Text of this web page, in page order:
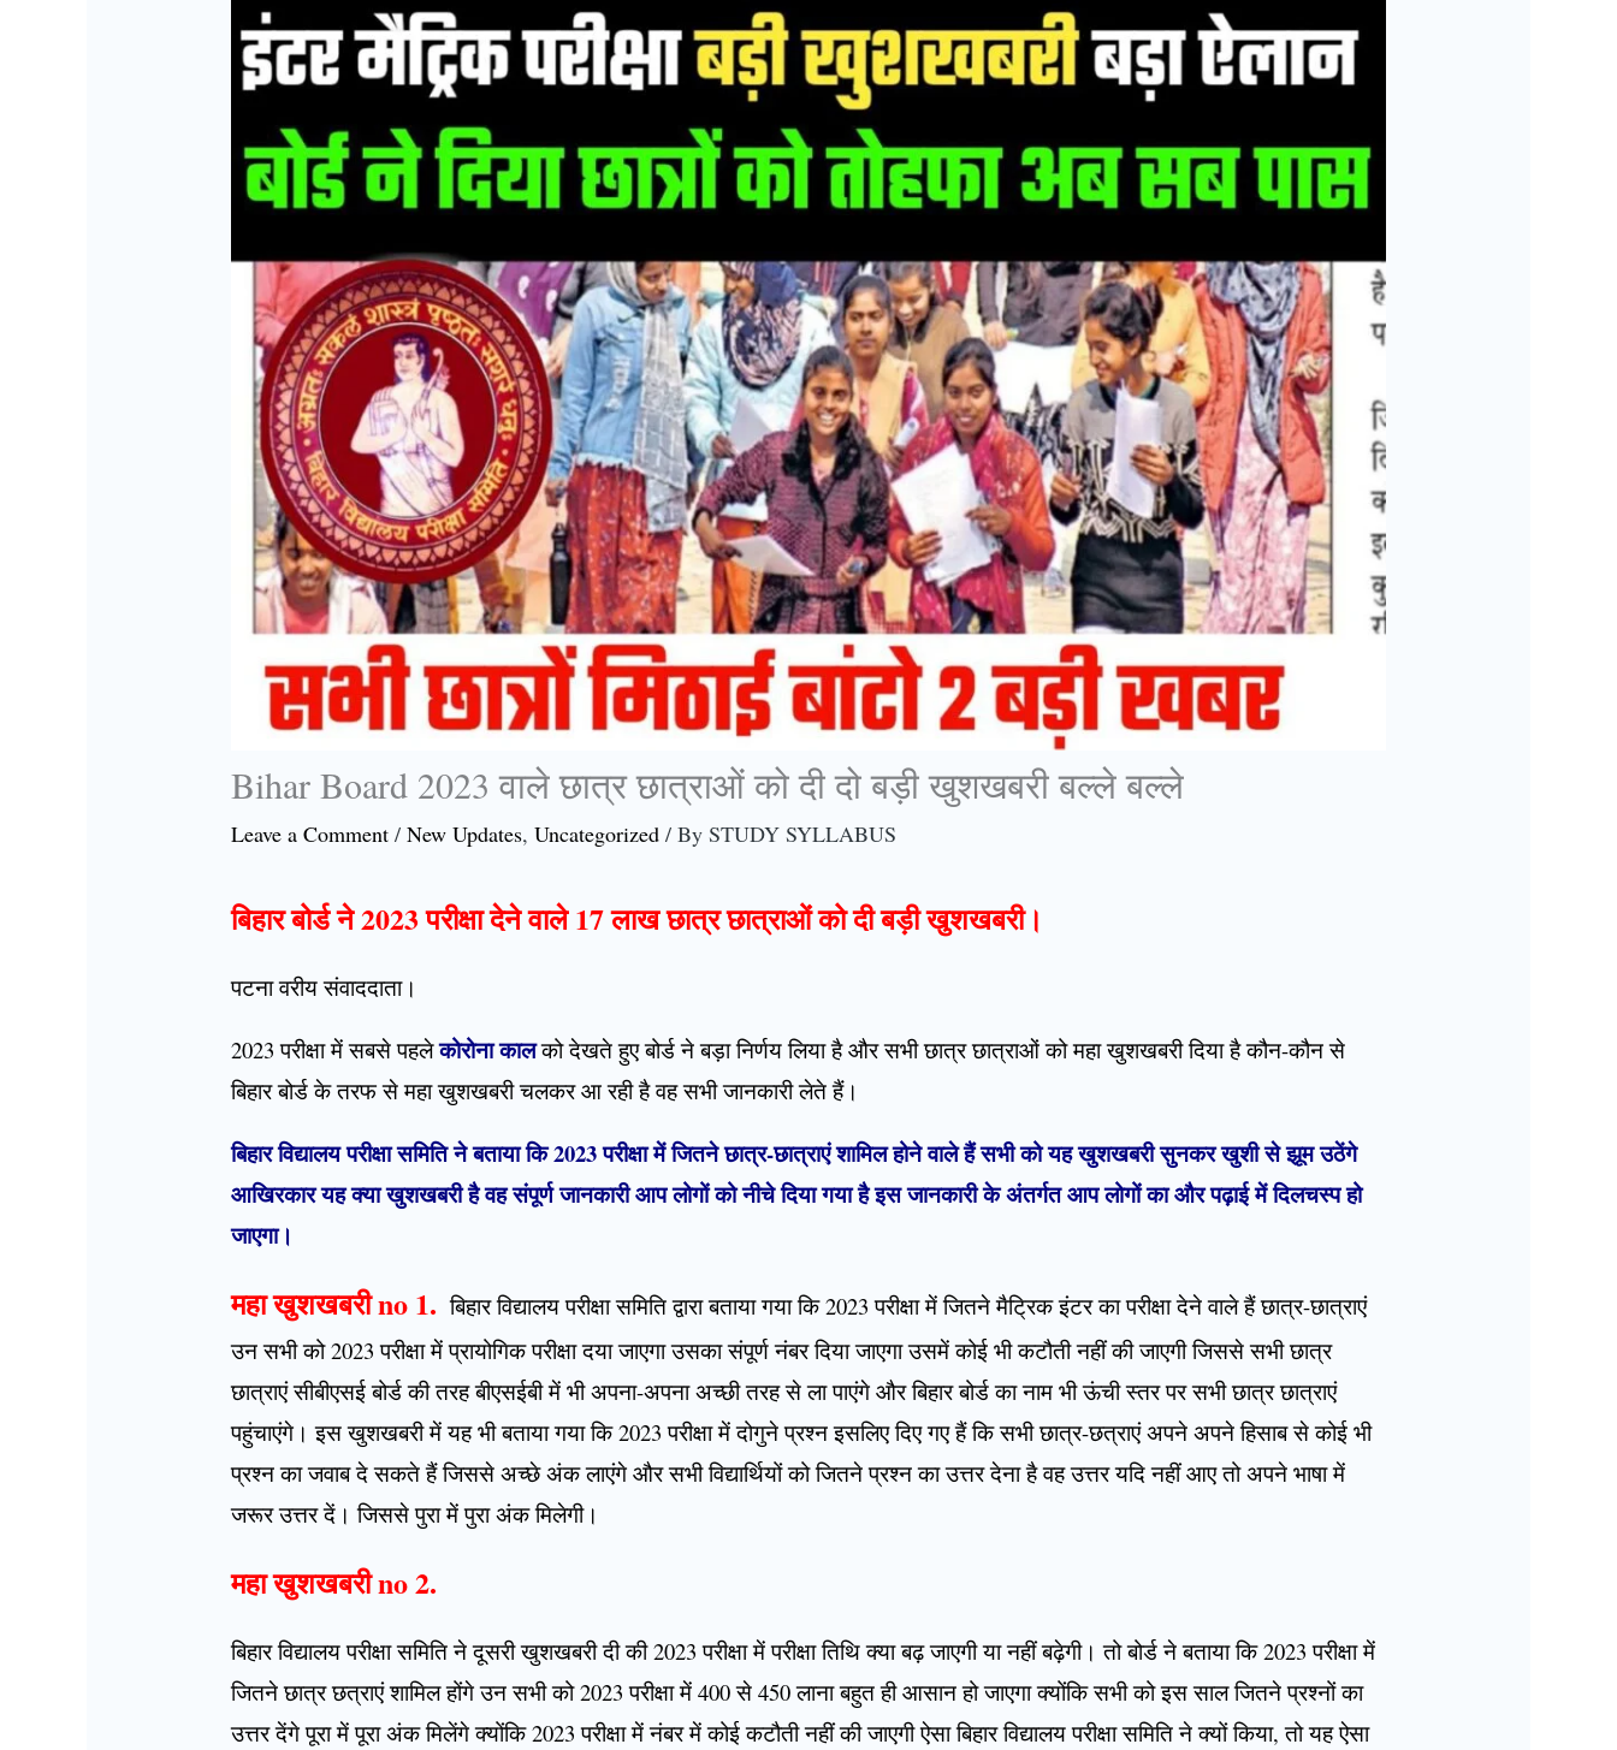
Bihar Board 2023 वाले छात्र छात्राओं को दी दो बड़ी खुशखबरी बल्ले बल्ले
Leave a Comment /New Updates,Uncategorized / BySTUDY SYLLABUS
बिहार बोर्ड ने 2023 परीक्षा देने वाले 17 लाख छात्र छात्राओं को दी बड़ी खुशखबरी।
पटना वरीय संवाददाता।
2023 परीक्षा में सबसे पहलेकोरोना कालको देखते हुए बोर्ड ने बड़ा निर्णय लिया है और सभी छात्र छात्राओं को महा खुशखबरी दिया है कौन-कौन से
बिहार बोर्ड के तरफ से महा खुशखबरी चलकर आ रही है वह सभी जानकारी लेते हैं।
बिहार विद्यालय परीक्षा समिति ने बताया कि 2023 परीक्षा में जितने छात्र-छात्राएं शामिल होने वाले हैं सभी को यह खुशखबरी सुनकर खुशी से झूम उठेंगे
आखिरकार यह क्या खुशखबरी है वह संपूर्ण जानकारी आप लोगों को नीचे दिया गया है इस जानकारी के अंतर्गत आप लोगों का और पढ़ाई में दिलचस्प हो
जाएगा।
महा खुशखबरी no 1. बिहार विद्यालय परीक्षा समिति द्वारा बताया गया कि 2023 परीक्षा में जितने मैट्रिक इंटर का परीक्षा देने वाले हैं छात्र-छात्राएं
उन सभी को 2023 परीक्षा में प्रायोगिक परीक्षा दया जाएगा उसका संपूर्ण नंबर दिया जाएगा उसमें कोई भी कटौती नहीं की जाएगी जिससे सभी छात्र
छात्राएं सीबीएसई बोर्ड की तरह बीएसईबी में भी अपना-अपना अच्छी तरह से ला पाएंगे और बिहार बोर्ड का नाम भी ऊंची स्तर पर सभी छात्र छात्राएं
पहुंचाएंगे। इस खुशखबरी में यह भी बताया गया कि 2023 परीक्षा में दोगुने प्रश्न इसलिए दिए गए हैं कि सभी छात्र-छत्राएं अपने अपने हिसाब से कोई भी
प्रश्न का जवाब दे सकते हैं जिससे अच्छे अंक लाएंगे और सभी विद्यार्थियों को जितने प्रश्न का उत्तर देना है वह उत्तर यदि नहीं आए तो अपने भाषा में
जरूर उत्तर दें। जिससे पुरा में पुरा अंक मिलेगी।
महा खुशखबरी no 2.
बिहार विद्यालय परीक्षा समिति ने दूसरी खुशखबरी दी की 2023 परीक्षा में परीक्षा तिथि क्या बढ़ जाएगी या नहीं बढ़ेगी। तो बोर्ड ने बताया कि 2023 परीक्षा में
जितने छात्र छत्राएं शामिल होंगे उन सभी को 2023 परीक्षा में 400 से 450 लाना बहुत ही आसान हो जाएगा क्योंकि सभी को इस साल जितने प्रश्नों का
उत्तर देंगे पूरा में पूरा अंक मिलेंगे क्योंकि 2023 परीक्षा में नंबर में कोई कटौती नहीं की जाएगी ऐसा बिहार विद्यालय परीक्षा समिति ने क्यों किया, तो यह ऐसा